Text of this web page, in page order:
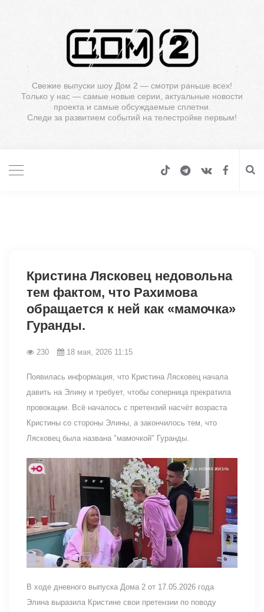
Свежие выпуски шоу Дом 2 — смотри раньше всех!
Только у нас — самые новые серии, актуальные новости
проекта и самые обсуждаемые сплетни.
Следи за развитием событий на телестройке первым!
Кристина Лясковец недовольна
тем фактом, что Рахимова
обращается к ней как «мамочка»
Гуранды.
230 18 мая, 2026 11:15
Появилась информация, что Кристина Лясковец начала
давить на Элину и требует, чтобы соперница прекратила
провокации. Всё началось с претензий насчёт возраста
Кристины со стороны Элины, а закончилось тем, что
Лясковец была названа "мамочкой" Гуранды.
В ходе дневного выпуска Дома 2 от 17.05.2026 года
Элина выразила Кристине свои претензии по поводу